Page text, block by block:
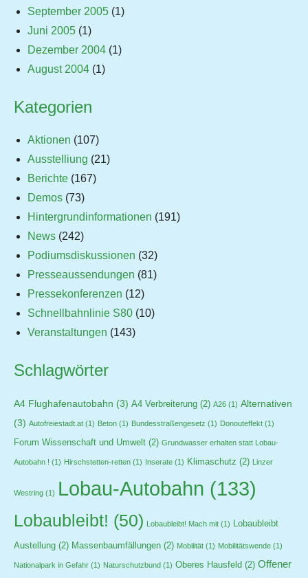
September 2005 (1)
Juni 2005 (1)
Dezember 2004 (1)
August 2004 (1)
Kategorien
Aktionen (107)
Ausstelliung (21)
Berichte (167)
Demos (73)
Hintergrundinformationen (191)
News (242)
Podiumsdiskussionen (32)
Presseaussendungen (81)
Pressekonferenzen (12)
Schnellbahnlinie S80 (10)
Veranstaltungen (143)
Schlagwörter
A4 Flughafenautobahn (3) A4 Verbreiterung (2) A26 (1) Alternativen
(3) Autofreiestadt.at (1) Beton (1) Bundesstraßengesetz (1) Donouteffekt (1)
Forum Wissenschaft und Umwelt (2) Grundwasser erhalten statt Lobau-
Autobahn ! (1) Hirschstetten-retten (1) Inserate (1) Klimaschutz (2) Linzer
Westring (1) Lobau-Autobahn (133)
Lobaubleibt! (50) Lobaubleibt! Mach mit (1) Lobaubleibt
Austellung (2) Massenbaumfällungen (2) Mobilität (1) Mobilitätswende (1)
Nationalpark in Gefahr (1) Naturschutzbund (1) Oberes Hausfeld (2) Offener